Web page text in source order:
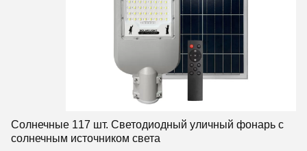
Солнечные 117 шт. Светодиодный уличный фонарь с
солнечным источником света